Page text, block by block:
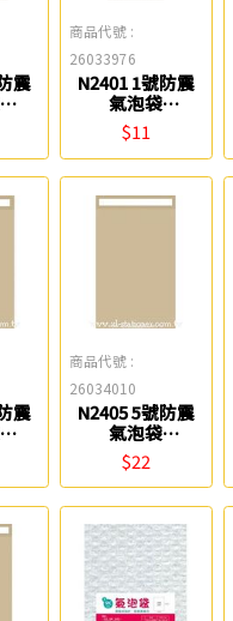
震
崴
商品代號 :
26033976
N2401 1號防震
氣泡袋
(10x20cm) 博崴
$11
震
崴
商品代號 :
26034010
N2405 5號防震
氣泡袋
(24x36cm) 博崴
$22